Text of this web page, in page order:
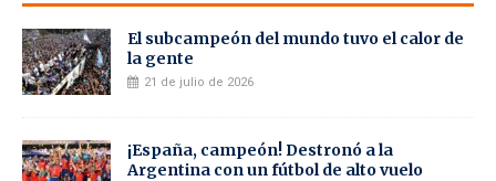
El subcampeón del mundo tuvo el calor de
la gente
21 de julio de 2026
¡España, campeón! Destronó a la
Argentina con un fútbol de alto vuelo